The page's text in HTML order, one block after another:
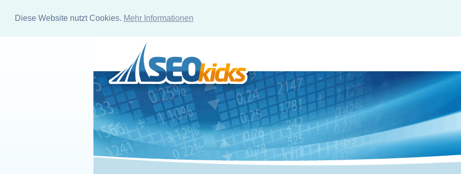
Diese Website nutzt Cookies. Mehr Informationen